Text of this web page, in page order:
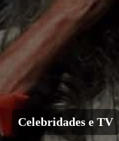
Celebridades e TV